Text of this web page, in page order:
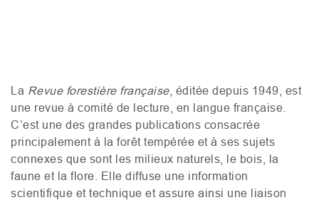
La Revue forestière française, éditée depuis 1949, est
une revue à comité de lecture, en langue française.
C’est une des grandes publications consacrée
principalement à la forêt tempérée et à ses sujets
connexes que sont les milieux naturels, le bois, la
faune et la flore. Elle diffuse une information
scientifique et technique et assure ainsi une liaison